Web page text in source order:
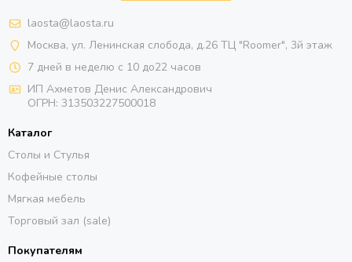
laosta@laosta.ru
Москва, ул. Ленинская слобода, д.26 ТЦ "Roomer", 3й этаж
7 дней в неделю с 10 до22 часов
ИП Ахметов Денис Александрович
ОГРН: 313503227500018
Каталог
Столы и Стулья
Кофейные столы
Мягкая мебель
Торговый зал (sale)
Покупателям